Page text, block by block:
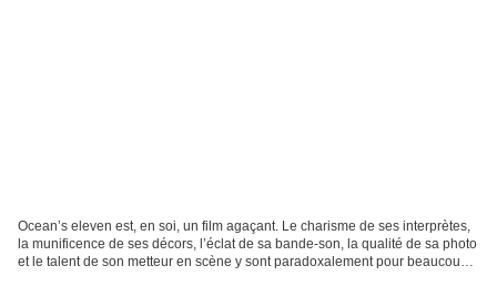
Ocean’s eleven est, en soi, un film agaçant. Le charisme de ses interprètes,
la munificence de ses décors, l’éclat de sa bande-son, la qualité de sa photo
et le talent de son metteur en scène y sont paradoxalement pour beaucoup.